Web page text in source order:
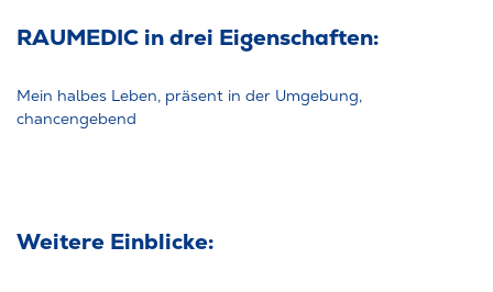
RAUMEDIC in drei Eigenschaften:
Mein halbes Leben, präsent in der Umgebung,
chancengebend
Weitere Einblicke: